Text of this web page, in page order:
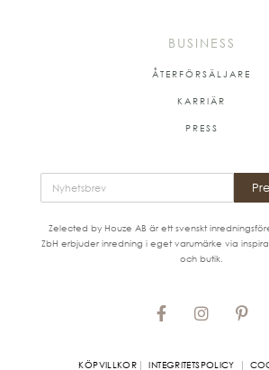
BUSINESS
ÅTERFÖRSÄLJARE
KARRIÄR
PRESS
Zelected by Houze AB är ett svenskt
ZbH erbjuder inredning i eget varumärke via
och butik.
KÖPVILLKOR |INTEGRITETSPOLICY |